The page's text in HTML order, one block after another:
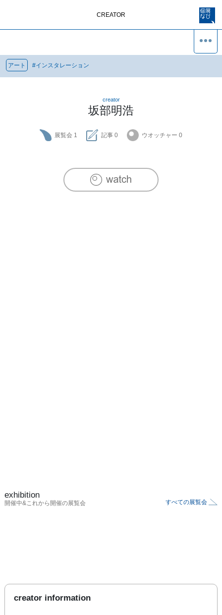
CREATOR
アート #インスタレーション
creator
坂部明浩
展覧会 1 記事 0 ウオッチャー 0
exhibition
開催中&これから開催の展覧会 すべての展覧会
creator information